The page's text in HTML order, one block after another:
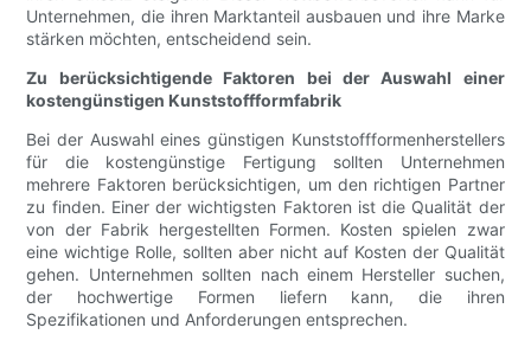
Unternehmen, die ihren Marktanteil ausbauen und ihre Marke
stärken möchten, entscheidend sein.
Zu berücksichtigende Faktoren bei der Auswahl einer
kostengünstigen Kunststoffformfabrik
Bei der Auswahl eines günstigen Kunststoffformenherstellers
für die kostengünstige Fertigung sollten Unternehmen
mehrere Faktoren berücksichtigen, um den richtigen Partner
zu finden. Einer der wichtigsten Faktoren ist die Qualität der
von der Fabrik hergestellten Formen. Kosten spielen zwar
eine wichtige Rolle, sollten aber nicht auf Kosten der Qualität
gehen. Unternehmen sollten nach einem Hersteller suchen,
der hochwertige Formen liefern kann, die ihren
Spezifikationen und Anforderungen entsprechen.